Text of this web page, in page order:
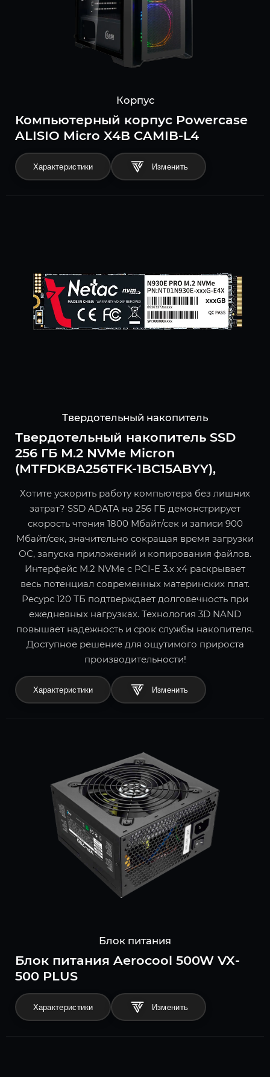
Корпус
Компьютерный корпус Powercase
ALISIO Micro X4B CAMIB-L4
Характеристики
Твердотельный накопитель
Твердотельный накопитель SSD
256 ГБ M.2 NVMe Micron
(MTFDKBA256TFK-1BC15ABYY),
Хотите ускорить работу компьютера без лишних
затрат? SSD ADATA на 256 ГБ демонстрирует
скорость чтения 1800 Мбайт/сек и записи 900
Мбайт/сек, значительно сокращая время загрузки
ОС, запуска приложений и копирования файлов.
Интерфейс M.2 NVMe с PCI-E 3.x x4 раскрывает
весь потенциал современных материнских плат.
Ресурс 120 ТБ подтверждает долговечность при
ежедневных нагрузках. Технология 3D NAND
повышает надежность и срок службы накопителя.
Доступное решение для ощутимого прироста
производительности!
Характеристики
Блок питания
Блок питания Aerocool 500W VX-
500 PLUS
Характеристики